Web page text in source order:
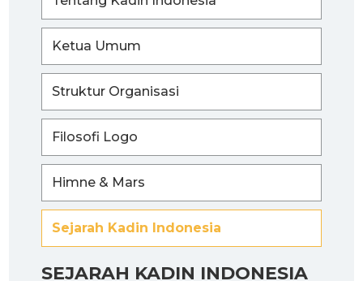
SEJARAH KADIN INDONESIA
Ketua Umum
Struktur Organisasi
Filosofi Logo
Himne & Mars
Sejarah Kadin Indonesia